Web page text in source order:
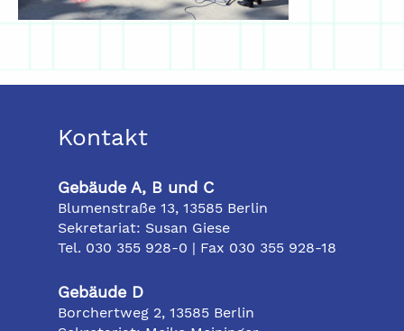
Kontakt
Gebäude A, B und C
Blumenstraße 13, 13585 Berlin
Sekretariat: Susan Giese
Tel. 030 355 928-0 | Fax 030 355 928-18
Gebäude D
Borchertweg 2, 13585 Berlin